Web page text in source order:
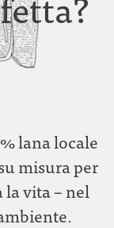
lana locale
misura per
la vita – nel